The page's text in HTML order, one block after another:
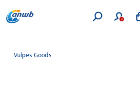
Vulpes Goods